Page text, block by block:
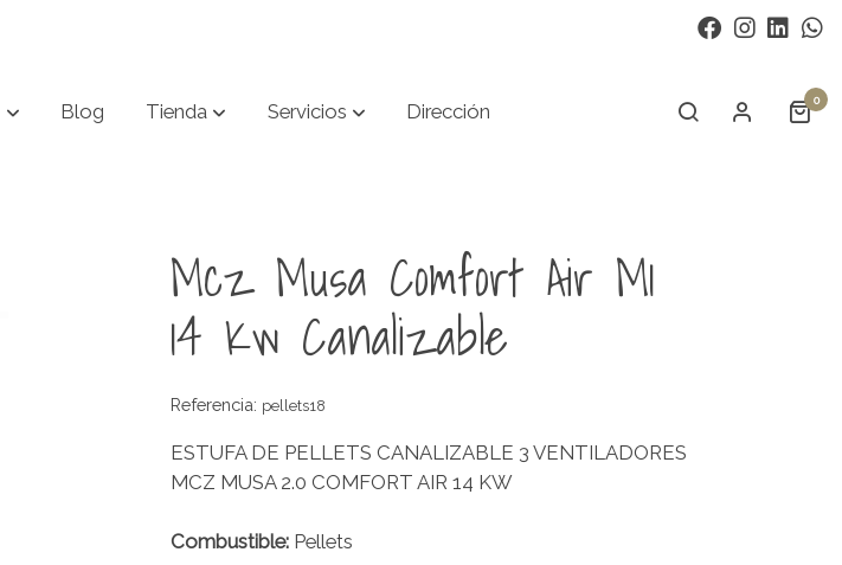
Blog Tienda Servicios Dirección 0
Mcz Musa Comfort Air M1
14 Kw Canalizable
Referencia: pellets18
ESTUFA DE PELLETS CANALIZABLE 3 VENTILADORES
MCZ MUSA 2.0 COMFORT AIR 14 KW
Combustible: Pellets